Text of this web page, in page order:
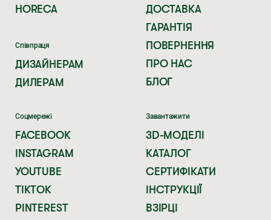
HORECA
Співпраця
ДИЗАЙНЕРАМ
ДИЛЕРАМ
ДОСТАВКА
ГАРАНТІЯ
ПОВЕРНЕННЯ
ПРО НАС
БЛОГ
Соцмережі
FACEBOOK
INSTAGRAM
YOUTUBE
TIKTOK
PINTEREST
Завантажити
3D-МОДЕЛІ
КАТАЛОГ
СЕРТИФІКАТИ
ІНСТРУКЦІЇ
ВЗІРЦІ